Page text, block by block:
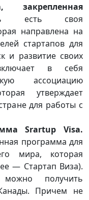
закрепленная
есть своя
направлена на
стартапов для
и развитие своих
в себя
ассоциацию
утверждает
для работы с
Srartup Visa.
программа для
мира, которая
— Стартап Виза).
получить
Причем не